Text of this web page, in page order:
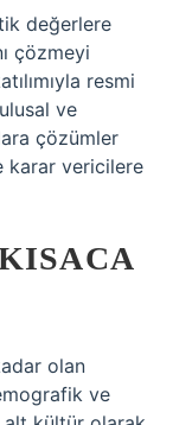
değerlere
çözmeyi
resmi
ve
çözümler
karar vericilere
olan
ve